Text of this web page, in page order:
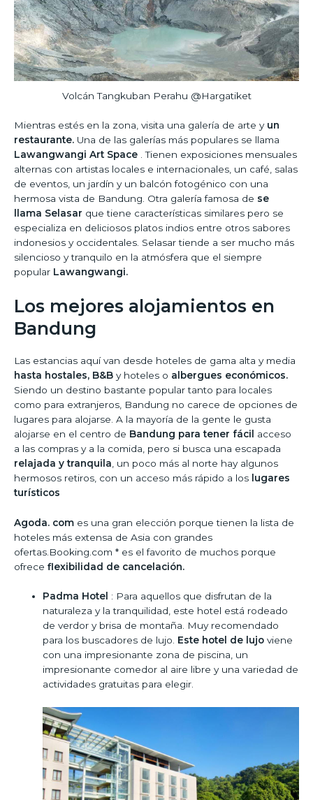
Volcán Tangkuban Perahu @Hargatiket
Mientras estés en la zona, visita una galería de arte y un
restaurante. Una de las galerías más populares se llama
Lawangwangi Art Space
. Tienen exposiciones mensuales
alternas con artistas locales e internacionales, un café, salas
de eventos, un jardín y un balcón fotogénico con una
hermosa vista de Bandung. Otra galería famosa de se
llama Selasar que tiene características similares pero se
especializa en deliciosos platos indios entre otros sabores
indonesios y occidentales. Selasar tiende a ser mucho más
silencioso y tranquilo en la atmósfera que el siempre
popular Lawangwangi.
Los mejores alojamientos en
Bandung
Las estancias aquí van desde hoteles de gama alta y media
hasta hostales, B&B y hoteles o albergues económicos.
Siendo un destino bastante popular tanto para locales
como para extranjeros, Bandung no carece de opciones de
lugares para alojarse. A la mayoría de la gente le gusta
alojarse en el centro de Bandung para tener fácil
acceso
a las compras y a la comida, pero si busca una escapada
relajada y tranquila , un poco más al norte hay algunos
hermosos retiros, con un acceso más rápido a los lugares
turísticos
Agoda. com es una gran elección porque tienen la lista de
hoteles más extensa de Asia con grandes
ofertas.Booking.com * es el favorito de muchos porque
ofrece flexibilidad de cancelación.
Padma Hotel : Para aquellos que disfrutan de la
naturaleza y la tranquilidad, este hotel está rodeado
de verdor y brisa de montaña. Muy recomendado
para los buscadores de lujo. Este hotel de lujo viene
con una impresionante zona de piscina, un
impresionante comedor al aire libre y una variedad de
actividades gratuitas para elegir.